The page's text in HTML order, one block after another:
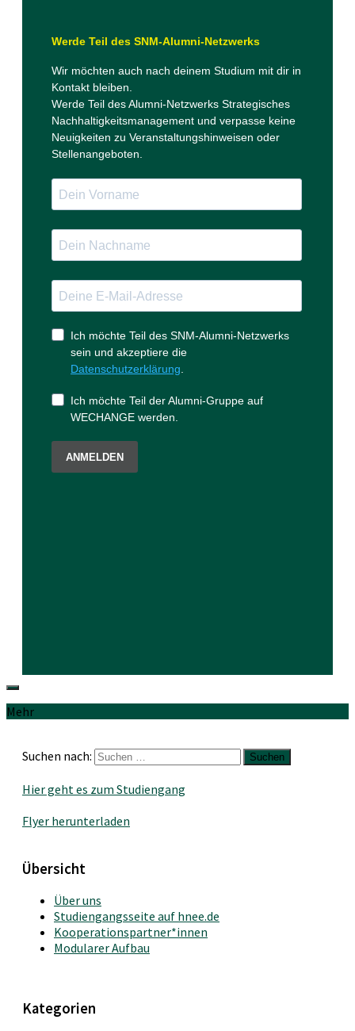
Mehr
Suchen nach:
Hier geht es zum Studiengang
Flyer herunterladen
Übersicht
Über uns
Studiengangsseite auf hnee.de
Kooperationspartner*innen
Modularer Aufbau
Kategorien